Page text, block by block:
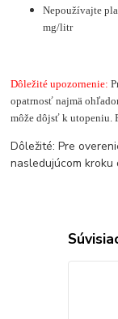
Nepoužívajte
mg/litr
Dôležité upozornenie:
opatrnosť najmä
môže dôjsť k utopeniu.
Dôležité: Pre
nasledujúcom kroku